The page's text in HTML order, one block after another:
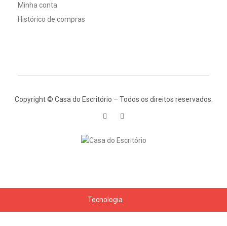
Minha conta
Histórico de compras
Copyright © Casa do Escritório – Todos os direitos reservados.
Tecnologia